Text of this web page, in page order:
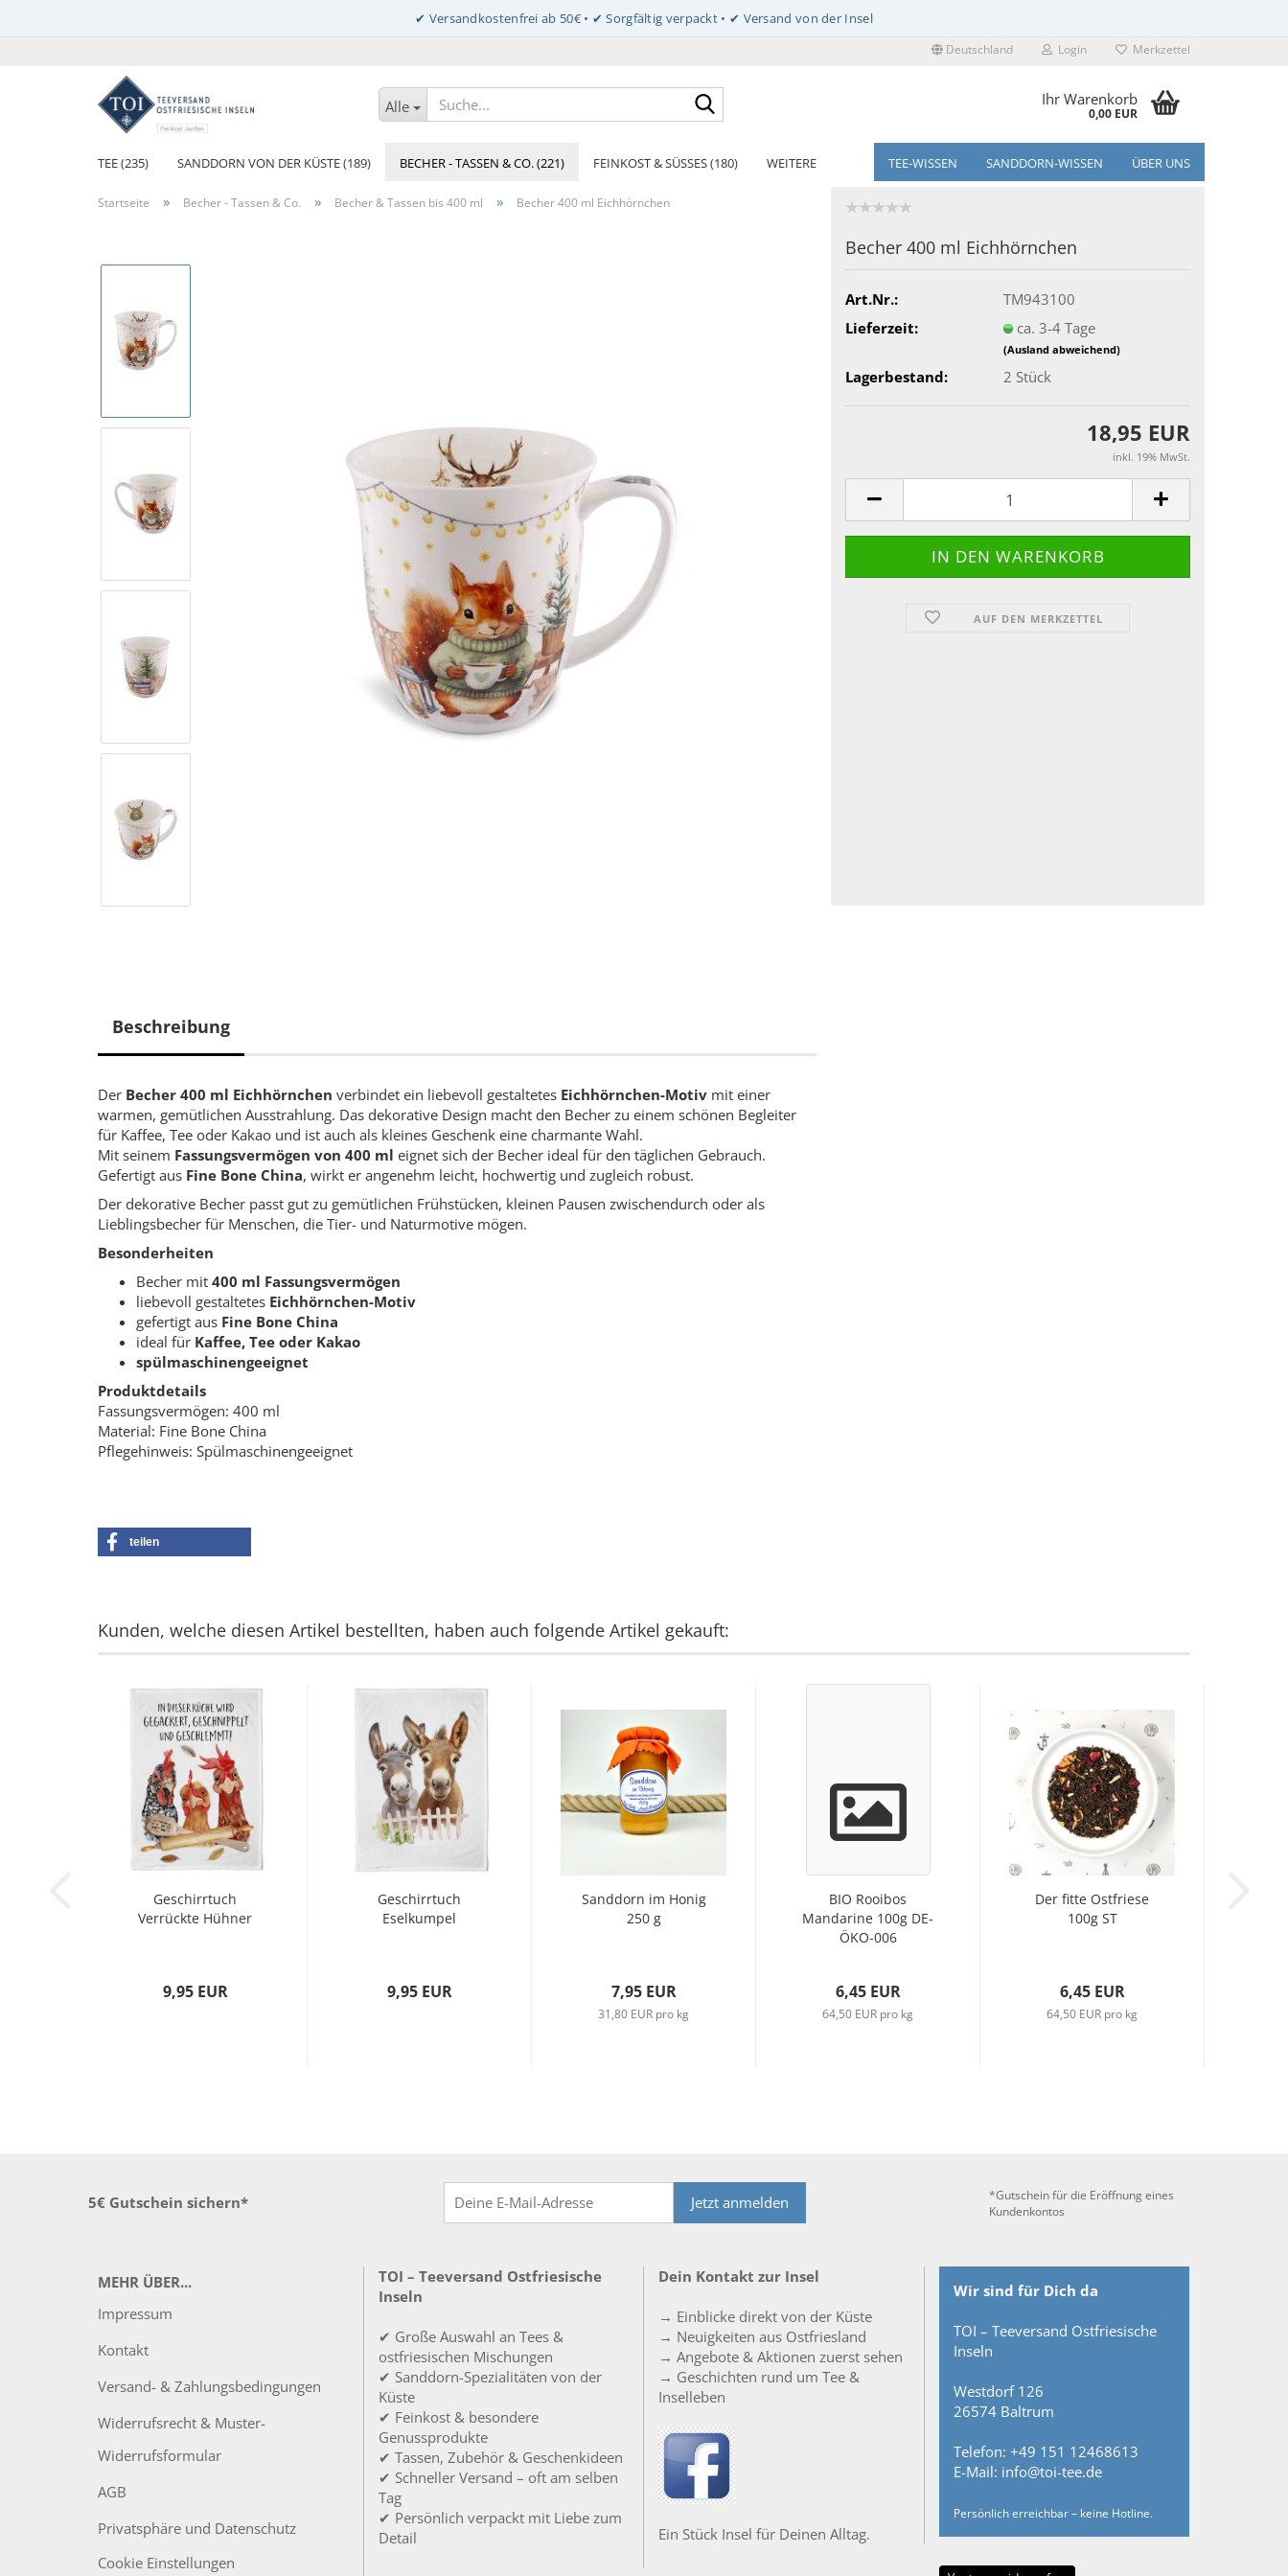
Deutschland Login Merkzettel
Alle Ihr Warenkorb
0,00 EUR
TEE (235) SANDDORN VON DER KÜSTE (189) BECHER - TASSEN & CO. (221) FEINKOST & SÜSSES (180) TEE-WISSEN SANDDORN-WISSEN ÜBER UNS
WEITERE
Startseite » Becher - Tassen & Co. » Becher & Tassen bis 400 ml » Becher 400 ml Eichhörnchen
Becher 400 ml Eichhörnchen
Art.Nr.:
TM943100
Lieferzeit:
ca. 3-4 Tage
(Ausland abweichend)
Lagerbestand: 2 Stück
18,95 EUR
inkl. 19% MwSt.
AUF DEN MERKZETTEL
Beschreibung
Der Becher 400 ml Eichhörnchen verbindet ein liebevoll gestaltetes Eichhörnchen-Motiv mit einer
warmen, gemütlichen Ausstrahlung. Das dekorative Design macht den Becher zu einem schönen Begleiter
für Kaffee, Tee oder Kakao und ist auch als kleines Geschenk eine charmante Wahl.
Mit seinem Fassungsvermögen von 400 ml eignet sich der Becher ideal für den täglichen Gebrauch.
Gefertigt aus Fine Bone China, wirkt er angenehm leicht, hochwertig und zugleich robust.
Der dekorative Becher passt gut zu gemütlichen Frühstücken, kleinen Pausen zwischendurch oder als
Lieblingsbecher für Menschen, die Tier- und Naturmotive mögen.
Besonderheiten
Becher mit 400 ml Fassungsvermögen
liebevoll gestaltetes Eichhörnchen-Motiv
gefertigt aus Fine Bone China
ideal für Kaffee, Tee oder Kakao
spülmaschinengeeignet
Produktdetails
Fassungsvermögen: 400 ml
Material: Fine Bone China
Pflegehinweis: Spülmaschinengeeignet
teilen
Kunden, welche diesen Artikel bestellten, haben auch folgende Artikel gekauft:
Geschirrtuch
Verrückte Hühner
9,95 EUR
Geschirrtuch
Eselkumpel
9,95 EUR
Sanddorn im Honig
250 g
7,95 EUR
31,80 EUR pro kg
BIO Rooibos
Mandarine 100g DE-
ÖKO-006
6,45 EUR
64,50 EUR pro kg
Der fitte Ostfriese
100g ST
6,45 EUR
64,50 EUR pro kg
5€ Gutschein sichern* Jetzt anmelden
*Gutschein für die Eröffnung eines
Kundenkontos
MEHR ÜBER...
Impressum
Kontakt
Versand- & Zahlungsbedingungen
Widerrufsrecht & Muster-
Widerrufsformular
AGB
Privatsphäre und Datenschutz
Cookie Einstellungen
TOI – Teeversand Ostfriesische
Inseln
✔ Große Auswahl an Tees &
ostfriesischen Mischungen
✔ Sanddorn-Spezialitäten von der
Küste
✔ Feinkost & besondere
Genussprodukte
✔ Tassen, Zubehör & Geschenkideen
✔ Schneller Versand – oft am selben
Tag
✔ Persönlich verpackt mit Liebe zum
Detail
Dein Kontakt zur Insel
→ Einblicke direkt von der Küste
→ Neuigkeiten aus Ostfriesland
→ Angebote & Aktionen zuerst sehen
→ Geschichten rund um Tee &
Inselleben
Ein Stück Insel für Deinen Alltag.
Wir sind für Dich da
TOI – Teeversand Ostfriesische
Inseln
Westdorf 126
26574 Baltrum
Telefon: +49 151 12468613
E-Mail: info@toi-tee.de
Persönlich erreichbar – keine Hotline.